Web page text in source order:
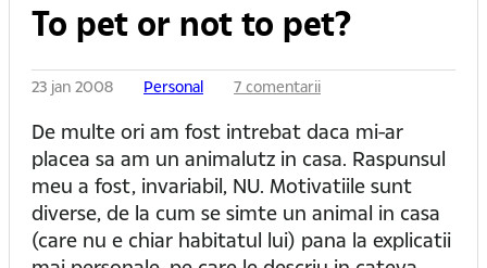
To pet or not to pet?
23 jan 2008 Personal 7 comentarii
De multe ori am fost intrebat daca mi-ar
placea sa am un animalutz in casa. Raspunsul
meu a fost, invariabil, NU. Motivatiile sunt
diverse, de la cum se simte un animal in casa
(care nu e chiar habitatul lui) pana la explicatii